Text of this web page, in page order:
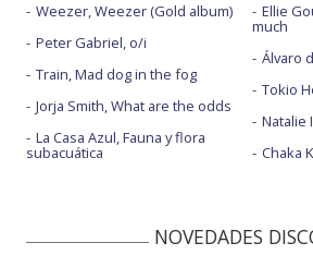
Weezer, Weezer (Gold album)
Peter Gabriel, o/i
Train, Mad dog in the fog
Jorja Smith, What are the odds
La Casa Azul, Fauna y flora
subacuática
Ellie
much
Álvaro
Tokio
Natalie
Chaka
NOVEDADES